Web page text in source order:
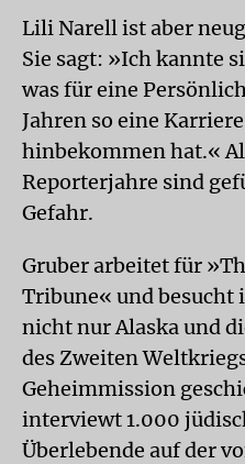
Lili Narell ist aber
Sie sagt: »Ich kannte
was für eine
Jahren so eine
hinbekommen hat.«
Reporterjahre sind
Gefahr.
Gruber arbeitet für
Tribune« und besucht
nicht nur Alaska und
des Zweiten
Geheimmission
interviewt 1.000
Überlebende auf der